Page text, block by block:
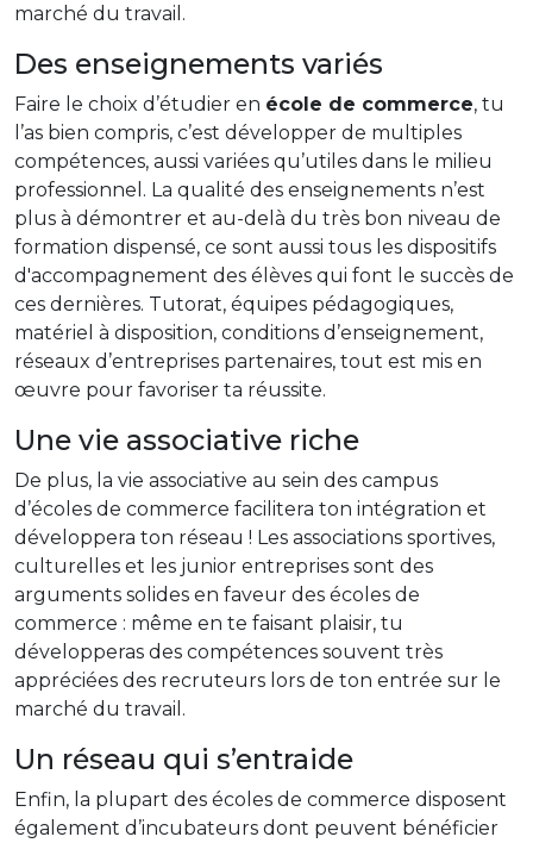
marché du travail.
Des enseignements variés
Faire le choix d’étudier en école de commerce, tu
l’as bien compris, c’est développer de multiples
compétences, aussi variées qu’utiles dans le milieu
professionnel. La qualité des enseignements n’est
plus à démontrer et au-delà du très bon niveau de
formation dispensé, ce sont aussi tous les dispositifs
d'accompagnement des élèves qui font le succès de
ces dernières. Tutorat, équipes pédagogiques,
matériel à disposition, conditions d’enseignement,
réseaux d’entreprises partenaires, tout est mis en
œuvre pour favoriser ta réussite.
Une vie associative riche
De plus, la vie associative au sein des campus
d’écoles de commerce facilitera ton intégration et
développera ton réseau ! Les associations sportives,
culturelles et les junior entreprises sont des
arguments solides en faveur des écoles de
commerce : même en te faisant plaisir, tu
développeras des compétences souvent très
appréciées des recruteurs lors de ton entrée sur le
marché du travail.
Un réseau qui s’entraide
Enfin, la plupart des écoles de commerce disposent
également d’incubateurs dont peuvent bénéficier